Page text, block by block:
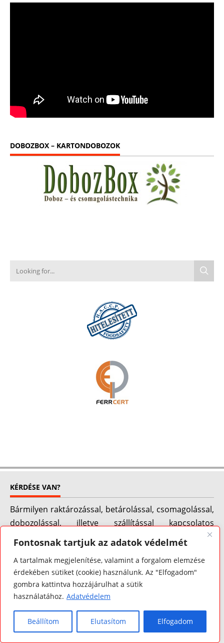
Fontosnak tartjuk az adatok védelmét
A tartalmak megjelenítése, valamint a forgalom elemzése
érdekében sütiket (cookie) használunk. Az "Elfogadom"
gombra kattintva hozzájárulhat a sütik
használatához. Adatvédelem
Beállítom Elutasítom Elfogadom
DOBOZBOX – KARTONDOBOZOK
KÉRDÉSE VAN?
Bármilyen raktározással, betárolással, csomagolással,
dobozolással, illetve szállítással kapcsolatos
kérdésekkel keresse kollégáinkat a megadott
elérhetőségeinken, vagy hívjon bennünket
munkaidőben 7-16-óráig telefonon. Köszönjük
érdeklődését!
Partnereink